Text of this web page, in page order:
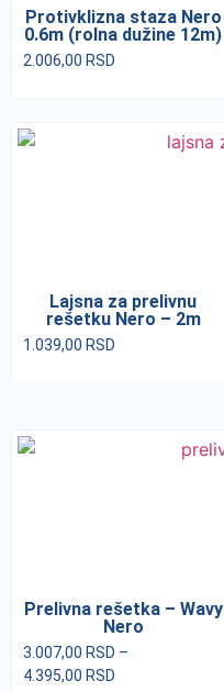
Protivklizna staza Nero
0.6m (rolna dužine 12m)
2.006,00 RSD
Lajsna za prelivnu
rešetku Nero – 2m
1.039,00 RSD
Prelivna rešetka – Wavy
Nero
3.007,00 RSD –
4.395,00 RSD